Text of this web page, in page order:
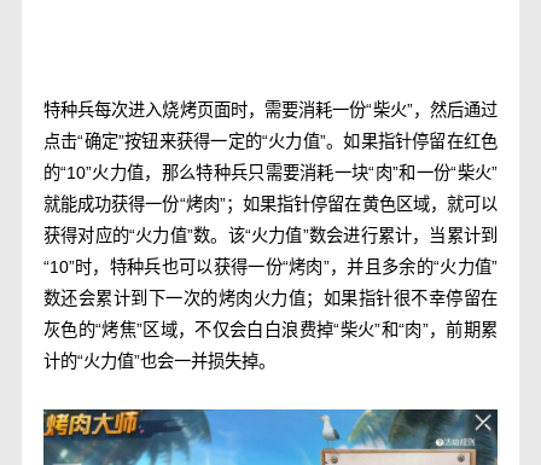
特种兵每次进入烧烤页面时，需要消耗一份“柴火”，然后通过
点击“确定”按钮来获得一定的“火力值”。如果指针停留在红色
的“10”火力值，那么特种兵只需要消耗一块“肉”和一份“柴火”
就能成功获得一份“烤肉”；如果指针停留在黄色区域，就可以
获得对应的“火力值”数。该“火力值”数会进行累计，当累计到
“10”时，特种兵也可以获得一份“烤肉”，并且多余的“火力值”
数还会累计到下一次的烤肉火力值；如果指针很不幸停留在
灰色的“烤焦”区域，不仅会白白浪费掉“柴火”和“肉”，前期累
计的“火力值”也会一并损失掉。